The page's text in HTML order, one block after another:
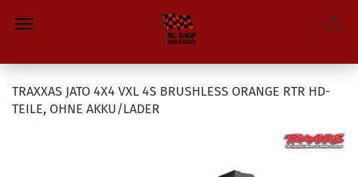
TRAXXAS JATO 4X4 VXL 4S BRUSHLESS ORANGE RTR HD-
TEILE, OHNE AKKU/LADER